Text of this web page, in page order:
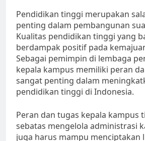
Pendidikan tinggi merupakan
penting dalam pembangunan
Kualitas pendidikan tinggi yang
berdampak positif pada
Sebagai pemimpin di lembaga
kepala kampus memiliki peran
sangat penting dalam
pendidikan tinggi di Indonesia.
Peran dan tugas kepala kampus
sebatas mengelola administrasi
juga harus mampu menciptakan